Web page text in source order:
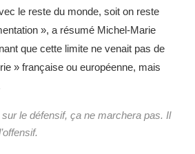
le reste du monde, soit on reste
», a résumé Michel-Marie
que cette limite ne venait pas de
» française ou européenne, mais
sur le défensif, ça ne marchera pas. Il